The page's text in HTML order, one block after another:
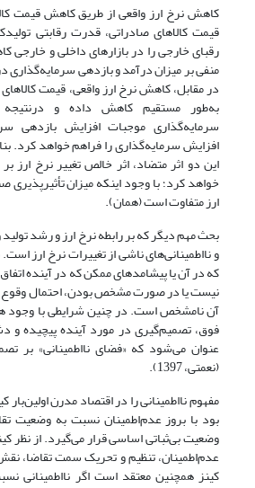
کاهش نرخ ارز واقعی از طریق کاهش قیمت
قیمت کالاهای صادراتی، قدرت رقابتی
رقبای خارجی را در بازارهای داخلی و خارجی
منفی بر میزان درآمد و بازدهی سرمایه‌گذاری
در مقابل، کاهش نرخ ارز واقعی، قیمت
به‌طور مستقیم کاهش داده و
سرمایه‌گذاری موجبات افزایش بازدهی
افزایش سرمایه‌گذاری را فراهم خواهد کرد.
این دو اثر متضاد، اثر خالص تغییر نرخ ارز
خواهد کرد؛ با وجود اینکه میزان تأثیرپذیری
ارز متفاوت است (همان).
بحث مهم دیگر که بر رابطه نرخ ارز و رشد
و نااطمینانی‌های ناشی از تغییرات نرخ ارز
که در آن یا پیشامدهای ممکن که در آینده
نیست یا در صورت مشخص بودن، احتمال وقوع
آن نامشخص است. در چنین شرایطی با وجود
فوق، تصمیم‌گیری در مورد آینده پیچیده و
عنوان می‌شود که «فضای نااطمینانی» بر
(نعمتی، 1397).
مفهوم نااطمینانی را در اقتصاد مدرن
بود با بروز عدم‌اطمینان نسبت به وضعیت
وضعیت بی‌ثباتی اساسی قرار می‌گیرد. از نظر
عدم‌اطمینان، تنظیم و تحریک سمت تقاضا،
کینز همچنین معتقد است اگر نااطمینانی